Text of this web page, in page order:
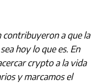
contribuyeron a que la
hoy lo que es. En
crypto a la vida
y marcamos el